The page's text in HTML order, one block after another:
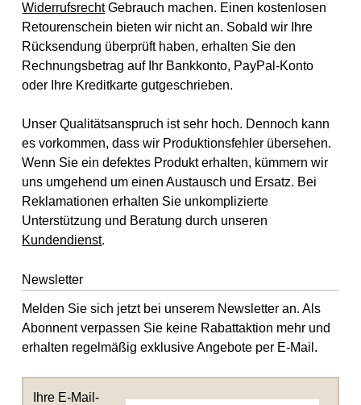
WiderrufsrechtGebrauch machen. Einen kostenlosen
Retourenschein bieten wir nicht an. Sobald wir Ihre
Rücksendung überprüft haben, erhalten Sie den
Rechnungsbetrag auf Ihr Bankkonto, PayPal-Konto
oder Ihre Kreditkarte gutgeschrieben.
Unser Qualitätsanspruch ist sehr hoch. Dennoch kann
es vorkommen, dass wir Produktionsfehler übersehen.
Wenn Sie ein defektes Produkt erhalten, kümmern wir
uns umgehend um einen Austausch und Ersatz. Bei
Reklamationen erhalten Sie unkomplizierte
Unterstützung und Beratung durch unseren
Kundendienst.
Newsletter
Melden Sie sich jetzt bei unserem Newsletter an. Als
Abonnent verpassen Sie keine Rabattaktion mehr und
erhalten regelmäßig exklusive Angebote per E-Mail.
Ihre E-Mail-